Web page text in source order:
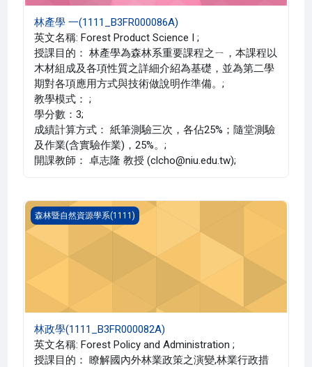
林產學 一(1111_B3FR000086A)
英文名稱: Forest Product Science I ;
授課目的： 林產學為森林系重要課程之ㄧ，本課程以
木材組成及各項性質之詳細介紹為基礎，並為第二學
期對各項應用方式與技術做說明作準備。;
教學模式： ;
學分數：3;
成績計算方式： 紙筆測驗三次，各佔25%；隨堂測驗
及作業(含實驗作業)，25%。;
開課教師： 卓志隆 教授 (clcho@niu.edu.tw);
林政學(1111_B3FR000082A)
森林暨自然資源學系(1111)
林政學(1111_B3FR000082A)
英文名稱: Forest Policy and Administration ;
授課目的： 瞭解國內外林業政策之演變,林業行政措